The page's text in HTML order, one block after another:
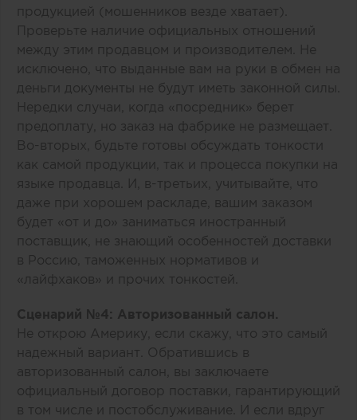
продукцией (мошенников везде хватает).
Проверьте наличие официальных отношений
между этим продавцом и производителем. Не
исключено, что выданные вам на руки в обмен на
деньги документы не будут иметь законной силы.
Нередки случаи, когда «посредник» берет
предоплату, но заказ на фабрике не размещает.
Во-вторых, будьте готовы обсуждать тонкости
как самой продукции, так и процесса покупки на
языке продавца. И, в-третьих, учитывайте, что
даже при хорошем раскладе, вашим заказом
будет «от и до» заниматься иностранный
поставщик, не знающий особенностей доставки
в Россию, таможенных нормативов и
«лайфхаков» и прочих тонкостей.
Сценарий №4: Авторизованный салон.
Не открою Америку, если скажу, что это самый
надежный вариант. Обратившись в
авторизованный салон, вы заключаете
официальный договор поставки, гарантирующий
в том числе и постобслуживание. И если вдруг